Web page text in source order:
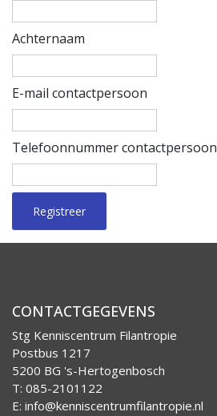
Achternaam
E-mail contactpersoon
Telefoonnummer contactpersoon
Registreer
CONTACTGEGEVENS
Stg Kenniscentrum Filantropie
Postbus 1217
5200 BG 's-Hertogenbosch
T: 085-2101122
E: info@kenniscentrumfilantropie.nl